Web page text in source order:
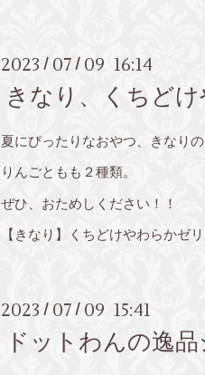
2023 / 07 / 09 16:14
きなり、くちど
夏にぴったりなおやつ、きなり
りんごともも２種類。
ぜひ、おためしください！！
【きなり】くちどけやわらかゼ
2023 / 07 / 09 15:41
ドットわんの逸